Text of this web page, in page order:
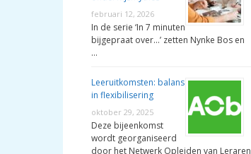
februari 12, 2026
In de serie ‘In 7 minuten
bijgepraat over…’ zetten Nynke Bos en
…
Leeruitkomsten: balans
in flexibilisering
oktober 29, 2025
Deze bijeenkomst
wordt georganiseerd
door het Netwerk Opleiden van Leraren